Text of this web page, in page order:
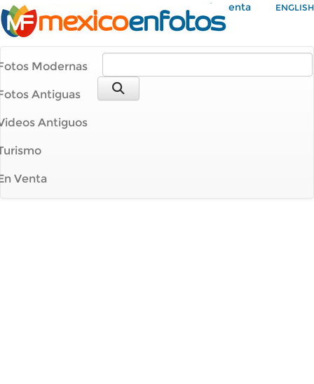
Mi Cuenta ENGLISH
Modernas
Antiguas
Antiguos
Venta